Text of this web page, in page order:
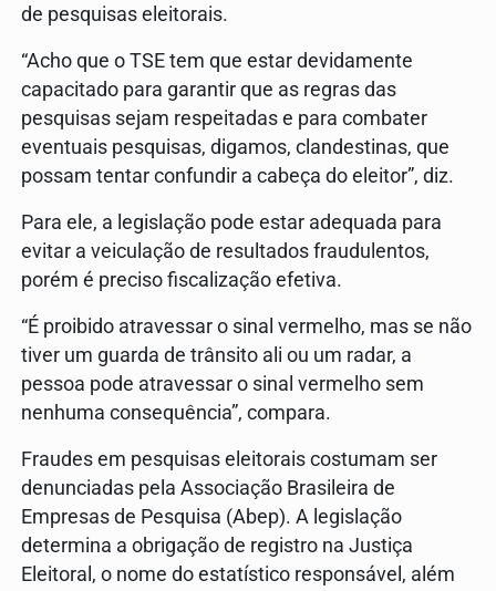
de pesquisas eleitorais.
“Acho que o TSE tem que estar devidamente
capacitado para garantir que as regras das
pesquisas sejam respeitadas e para combater
eventuais pesquisas, digamos, clandestinas, que
possam tentar confundir a cabeça do eleitor”, diz.
Para ele, a legislação pode estar adequada para
evitar a veiculação de resultados fraudulentos,
porém é preciso fiscalização efetiva.
“É proibido atravessar o sinal vermelho, mas se não
tiver um guarda de trânsito ali ou um radar, a
pessoa pode atravessar o sinal vermelho sem
nenhuma consequência”, compara.
Fraudes em pesquisas eleitorais costumam ser
denunciadas pela Associação Brasileira de
Empresas de Pesquisa (Abep). A legislação
determina a obrigação de registro na Justiça
Eleitoral, o nome do estatístico responsável, além